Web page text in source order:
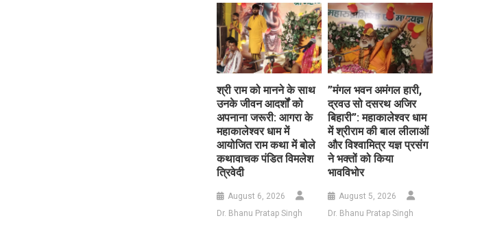
​श्री राम को मानने के साथ
उनके जीवन आदर्शों को
अपनाना जरूरी: आगरा के
महाकालेश्वर धाम में
आयोजित राम कथा में बोले
कथावाचक पंडित विमलेश
त्रिवेदी
August 6, 2026
Dr. Bhanu Pratap Singh
​”मंगल भवन अमंगल हारी,
द्रवउ सो दसरथ अजिर
बिहारी”: महाकालेश्वर धाम
में श्रीराम की बाल लीलाओं
और विश्वामित्र यज्ञ प्रसंग
ने भक्तों को किया
भावविभोर
August 5, 2026
Dr. Bhanu Pratap Singh